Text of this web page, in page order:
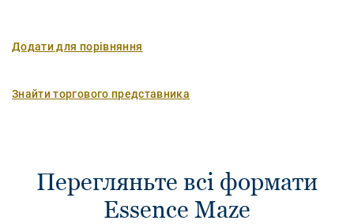
Додати для порівняння
Знайти торгового представника
Перегляньте всі формати
Essence Maze